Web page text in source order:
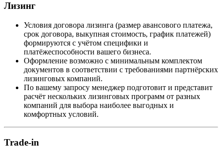
Лизинг
Условия договора лизинга (размер авансового платежа,
срок договора, выкупная стоимость, график платежей)
формируются с учётом специфики и
платёжеспособности вашего бизнеса.
Оформление возможно с минимальным комплектом
документов в соответствии с требованиями партнёрских
лизинговых компаний.
По вашему запросу менеджер подготовит и представит
расчёт нескольких лизинговых программ от разных
компаний для выбора наиболее выгодных и
комфортных условий.
Trade-in